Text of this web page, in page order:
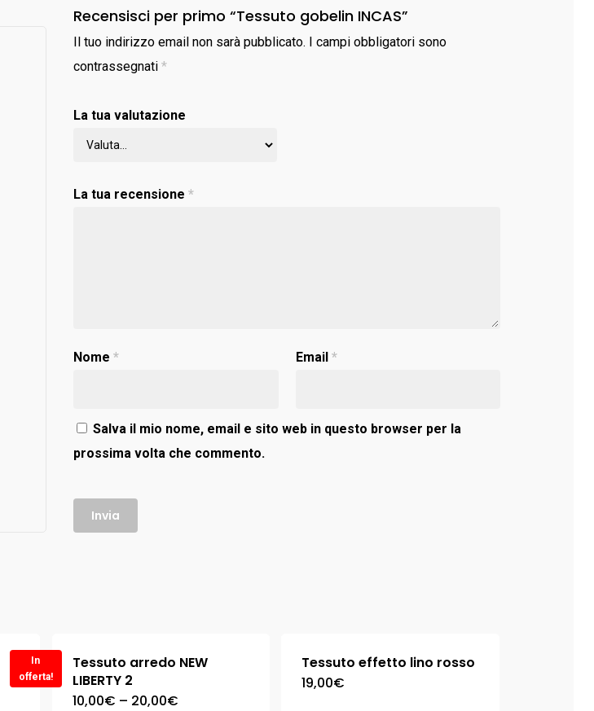
Recensisci per primo “Tessuto gobelin INCAS”
Il tuo indirizzo email non sarà pubblicato. I campi obbligatori sono
contrassegnati*
La tua valutazione
La tua recensione*
Nome* Email *
Salva il mio nome, email e sito web in questo browser per la
prossima volta che commento.
In
offerta!
Tessuto arredo NEW
LIBERTY 2
10,00€ – 20,00€
Tessuto effetto lino rosso
19,00€